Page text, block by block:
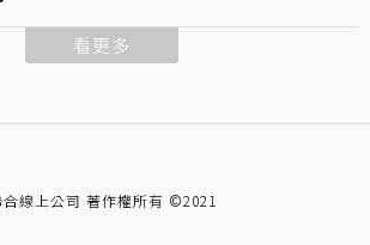
看更多
合線上公司 著作權所有 ©2021